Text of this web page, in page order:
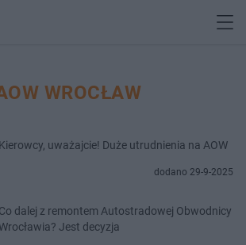
WROCŁAW
Kierowcy, uważajcie! Duże utrudnienia na AOW
dodano 29-9-2025
Co dalej z remontem Autostradowej Obwodnicy
Jest decyzja